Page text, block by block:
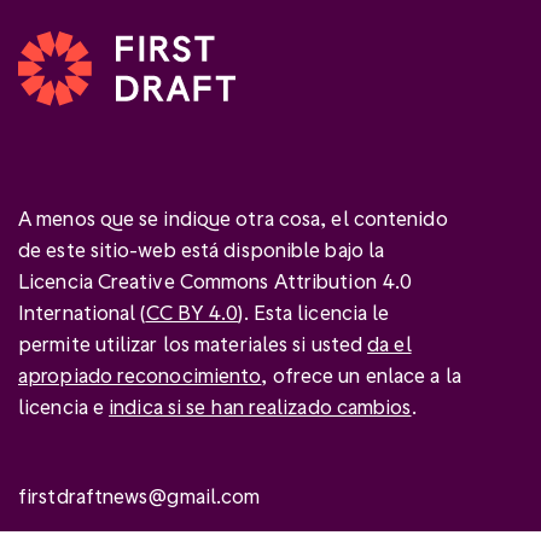
A menos que se indique otra cosa, el contenido
de este sitio-web está disponible bajo la
Licencia Creative Commons Attribution 4.0
International (CC BY 4.0). Esta licencia le
permite utilizar los materiales si ustedda el
apropiado reconocimiento, ofrece un enlace a la
licencia e indica si se han realizado cambios.
firstdraftnews@gmail.com